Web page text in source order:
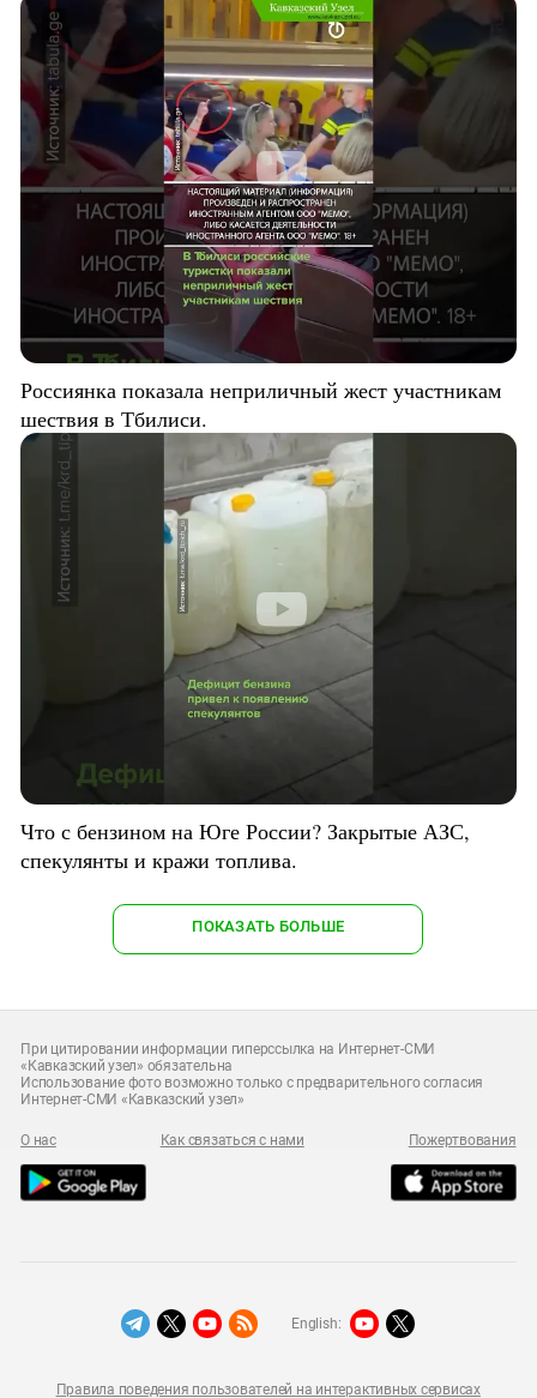
Россиянка показала неприличный жест участникам
шествия в Тбилиси.
Что с бензином на Юге России? Закрытые АЗС,
спекулянты и кражи топлива.
ПОКАЗАТЬ БОЛЬШЕ
При цитировании информации гиперссылка на Интернет-СМИ
«Кавказский узел» обязательна
Использование фото возможно только с предварительного согласия
Интернет-СМИ «Кавказский узел»
О нас Как связаться с нами Пожертвования
Правила поведения пользователей на интерактивных сервисах
English: